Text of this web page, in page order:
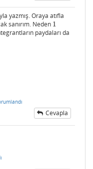
yazmış. Oraya atıfla
sanırım. Neden 1
1
paydaları da
Cevapla